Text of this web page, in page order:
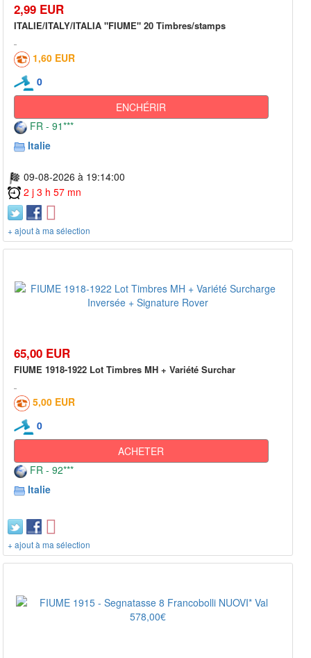
2,99 EUR
ITALIE/ITALY/ITALIA "FIUME" 20 Timbres/stamps
1,60 EUR
0
ENCHÉRIR
FR - 91***
Italie
09-08-2026 à 19:14:00
2 j 3 h 57 mn
+ ajout à ma sélection
65,00 EUR
FIUME 1918-1922 Lot Timbres MH + Variété Surchar
5,00 EUR
0
ACHETER
FR - 92***
Italie
+ ajout à ma sélection